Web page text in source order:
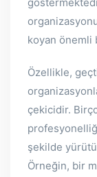
koyan önemli
Özellikle,
çekicidir.
şekilde
Örneğin, bir